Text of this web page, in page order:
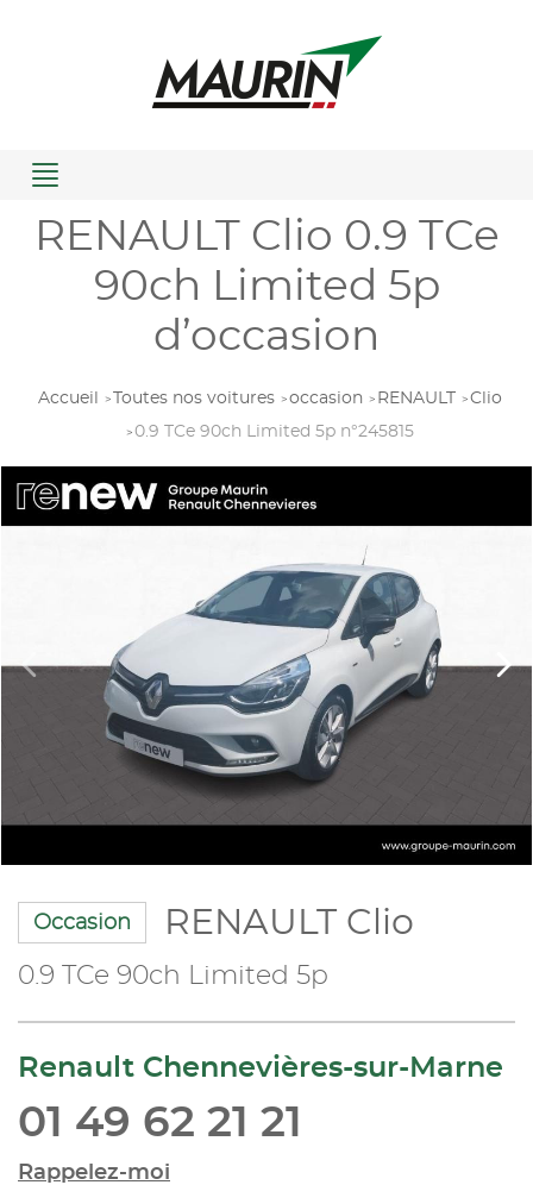
Menu
RENAULT Clio 0.9 TCe
90ch Limited 5p
d’occasion
Accueil Toutes nos voitures occasion RENAULT
Clio
0.9 TCe 90ch Limited 5p n°245815
Occasion RENAULT Clio
0.9 TCe 90ch Limited 5p
Renault Chennevières-sur-Marne
01 49 62 21 21
Rappelez-moi